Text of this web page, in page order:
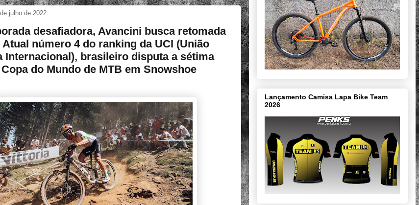
julho de 2022
desafiadora, Avancini busca retomada
Atual número 4 do ranking da UCI (União
Internacional), brasileiro disputa a sétima
do Mundo de MTB em Snowshoe
Lançamento Camisa Lapa Bike Team
2026